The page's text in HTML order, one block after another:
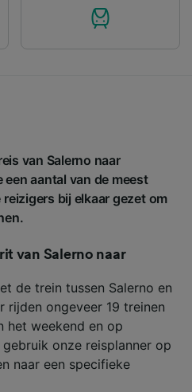
van Salerno naar
een aantal van de meest
bij elkaar gezet om
van Salerno naar
de trein tussen Salerno en
rijden ongeveer 19 treinen
het weekend en op
onze reisplanner op
naar een specifieke